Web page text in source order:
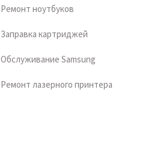
Ремонт ноутбуков
Заправка картриджей
Обслуживание Samsung
Ремонт лазерного принтера